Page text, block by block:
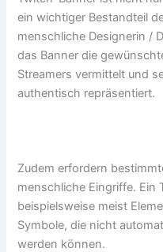
ein wichtiger Bestandteil
menschliche Designerin /
das Banner die
Streamers vermittelt und
authentisch repräsentiert.
Zudem erfordern
menschliche Eingriffe. Ein
beispielsweise meist
Symbole, die nicht
werden können.